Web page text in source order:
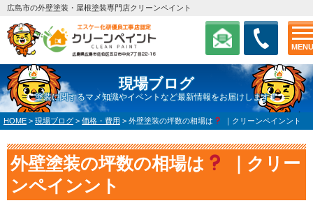
MENU
広島市の外壁塗装・屋根塗装専門店クリーンペイント
現場ブログ
塗装に関するマメ知識やイベントなど最新情報をお届けします！
HOME > 現場ブログ > 価格・費用 > 外壁塗装の坪数の相場は ｜クリーンペインント
外壁塗装の坪数の相場は
｜クリー
ンペインント